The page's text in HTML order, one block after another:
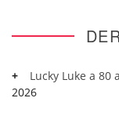
Lucky Luke a 80
2026